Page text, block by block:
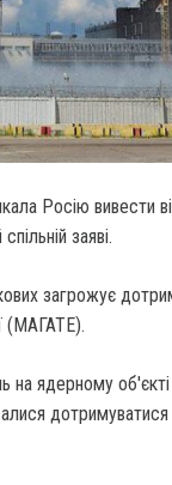
Росію вивести
заяві.
загрожує
(МАГАТЕ).
на ядерному
дотримуватися